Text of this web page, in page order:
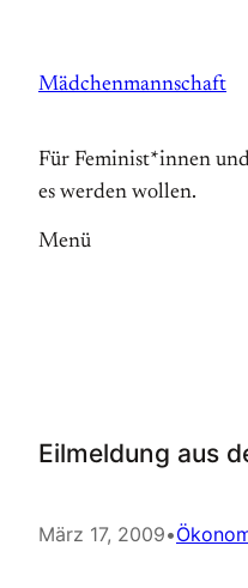
springen
Mädchenmannschaft
Für Feminist*innen
es werden wollen.
Menü
Eilmeldung aus
März 17, 2009•